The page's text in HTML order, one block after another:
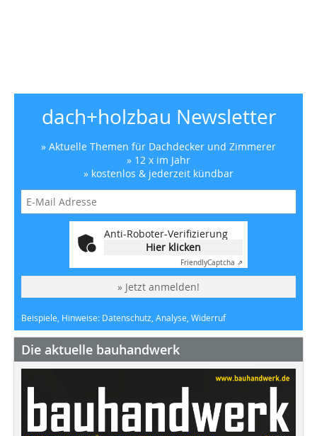
dach+holzbau Newsletter
» Aktuelle Themen für Dachdecker und Zimmerer
» 12 x im Jahr
» kostenlos & jederzeit kündbar
Anti-Roboter-Verifizierung
Hier klicken
FriendlyCaptcha ⇗
» Jetzt anmelden!
Beispiele, Hinweise: Datenschutz, Analyse, Widerruf
Die aktuelle bauhandwerk